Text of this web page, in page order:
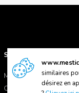
SUPPORT
Manuels
Contactez-nous
similaires
désirez en